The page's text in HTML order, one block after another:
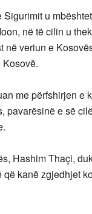
u
në të cilin u
në veriun e
me përfshirjen
pavarësinë e së
Hashim Thaçi,
kanë zgjedhjet